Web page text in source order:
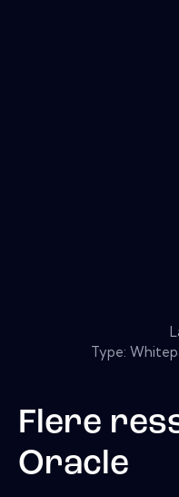
Type:
Flere
Oracle